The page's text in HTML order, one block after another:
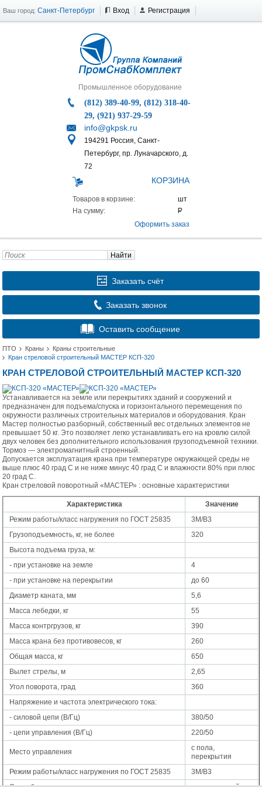
Ваш город: Санкт-Петербург Вход Регистрация
Промышленное оборудование
(812) 389-40-99, (812) 318-40-
29, (921) 937-29-59
info@gkpsk.ru
194291 Россия, Санкт-
Петербург, пр. Луначарского, д.
72
КОРЗИНА
Товаров в корзине:
На сумму:
Оформить заказ
Найти
Заказать счёт
Заказать звонок
Оставить сообщение
ПТО Краны
Краны строительные
Кран стреловой строительный МАСТЕР КСП-320
КРАН СТРЕЛОВОЙ СТРОИТЕЛЬНЫЙ МАСТЕР КСП-320
Устанавливается на земле или перекрытиях зданий и сооружений и
предназначен для подъема/спуска и горизонтального перемещения по
окружности различных строительных материалов и оборудования. Кран
Мастер полностью разборный, собственный вес отдельных элементов не
превышает 50 кг. Это позволяет легко устанавливать его на кровлю силой
двух человек без дополнительного использования грузоподъемной техники.
Тормоз — электромагнитный строенный.
Допускается эксплуатация крана при температуре окружающей среды не
выше плюс 40 град С и не ниже минус 40 град С и влажности 80% при плюс
20 град С.
Кран стреловой поворотный «МАСТЕР» : основные характеристики
Характеристика
Значение
Режим работы/класс нагружения по ГОСТ 25835
3М/В3
Грузоподъемность, кг, не более
320
Высота подъема груза, м:
- при установке на земле
4
- при установке на перекрытии
до 60
Диаметр каната, мм
5,6
Масса лебедки, кг
55
Масса контргрузов, кг
390
Масса крана без противовесов, кг
260
Общая масса, кг
650
Вылет стрелы, м
2,65
Угол поворота, град
360
Напряжение и частота электрического тока:
- силовой цепи (В/Гц)
380/50
- цепи управления (В/Гц)
220/50
Место управления
с пола,
перекрытия
Режим работы/класс нагружения по ГОСТ 25835
3М/В3